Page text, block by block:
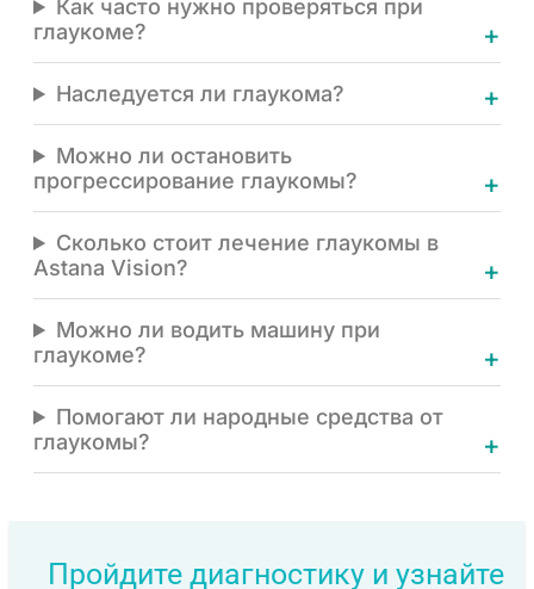
Как часто нужно проверяться при
глаукоме?
Наследуется ли глаукома?
Можно ли остановить
прогрессирование глаукомы?
Сколько стоит лечение глаукомы в
Astana Vision?
Можно ли водить машину при
глаукоме?
Помогают ли народные средства от
глаукомы?
Пройдите диагностику и узнайте